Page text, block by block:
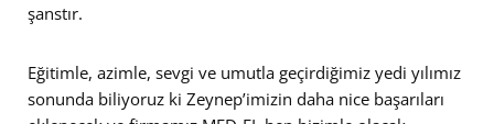
şanstır.
Eğitimle, azimle, sevgi ve umutla geçirdiğimiz yedi yılımız
sonunda biliyoruz ki Zeynep’imizin daha nice başarıları